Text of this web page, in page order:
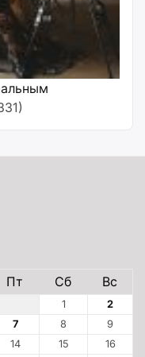
Пт Сб Вс
1
2
7 8
9
14 15
16